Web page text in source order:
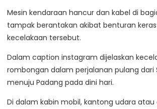
Mesin kendaraan hancur dan kabel di
tampak berantakan akibat benturan
kecelakaan tersebut.
Dalam caption instagram dijelaskan
rombongan dalam perjalanan pulang dari
menuju Padang pada dini hari.
Di dalam kabin mobil, kantong udara atau